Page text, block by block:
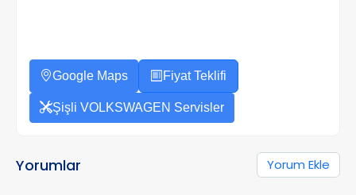
Google Maps Fiyat Teklifi
Şişli VOLKSWAGEN Servisler
Yorumlar Yorum Ekle